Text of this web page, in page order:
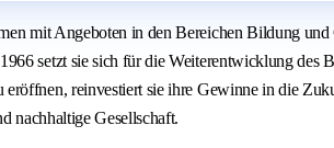
mit Angeboten in den Bereichen Bildung
setzt sie sich für die Weiterentwicklung
eröffnen, reinvestiert sie ihre Gewinne in die
nachhaltige Gesellschaft.